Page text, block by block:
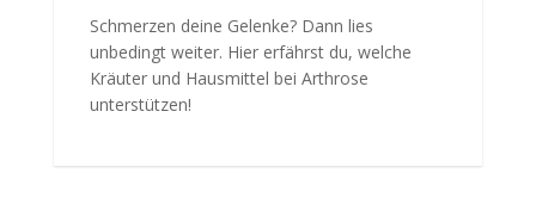
Schmerzen deine Gelenke? Dann lies
unbedingt weiter. Hier erfährst du, welche
Kräuter und Hausmittel bei Arthrose
unterstützen!